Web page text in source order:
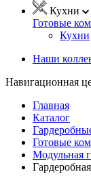
Кухни
Готовые
Кухни
Наши
Навигационная
Главная
Каталог
Готовые
Модульная